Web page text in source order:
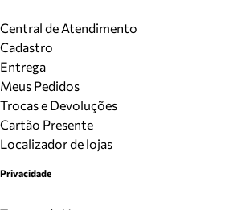
Central de Atendimento
Cadastro
Entrega
Meus Pedidos
Trocas e Devoluções
Cartão Presente
Localizador de lojas
Privacidade